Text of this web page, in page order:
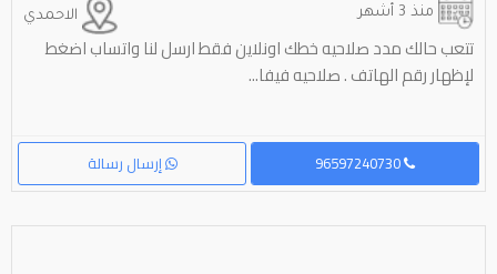
الاحمدي منذ 3 أشهر
تتعب حالك مدد صلاحيه خطك اونلاين فقط ارسل لنا واتساب اضغط
لإظهار رقم الهاتف . صلاحيه فيفا...
إرسال رسالة